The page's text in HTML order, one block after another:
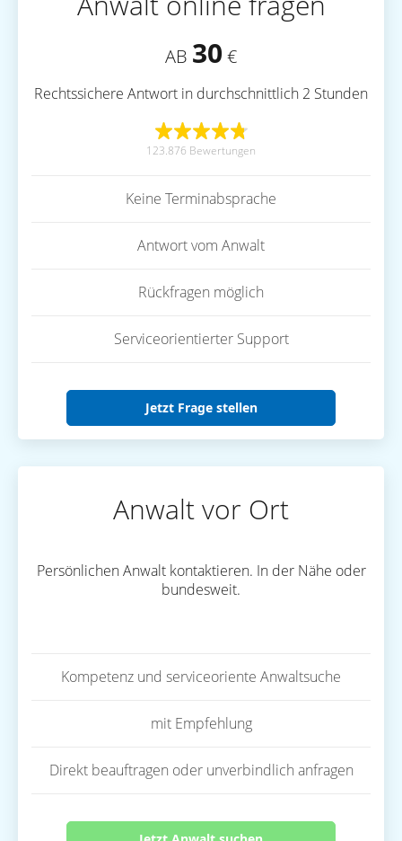
AB 30 €
Rechtssichere Antwort in durchschnittlich 2 Stunden
123.876 Bewertungen
Keine Terminabsprache
Antwort vom Anwalt
Rückfragen möglich
Serviceorientierter Support
Jetzt Frage stellen
Anwalt vor Ort
Persönlichen Anwalt kontaktieren. In der Nähe oder
bundesweit.
Kompetenz und serviceoriente Anwaltsuche
mit Empfehlung
Direkt beauftragen oder unverbindlich anfragen